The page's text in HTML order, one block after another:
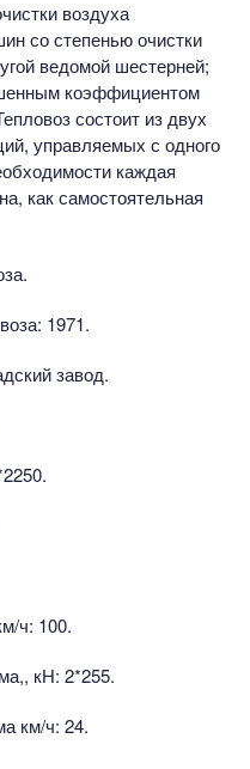
воздуха
со степенью очистки
ведомой шестерней;
коэффициентом
состоит из двух
управляемых с одного
каждая
как самостоятельная
1971.
завод.
ч: 100.
кН: 2*255.
км/ч: 24.